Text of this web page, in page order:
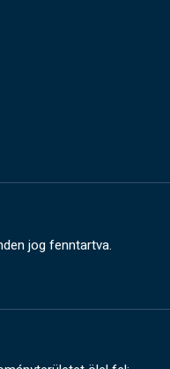
jog fenntartva.